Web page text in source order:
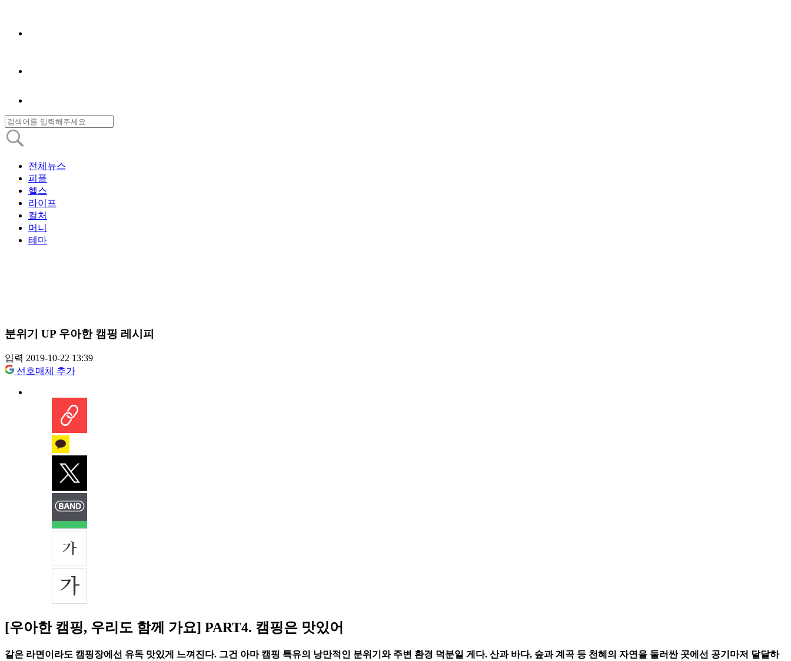
전체뉴스
피플
헬스
라이프
컬처
머니
테마
분위기 UP 우아한 캠핑 레시피
입력 2019-10-22 13:39
선호매체 추가
[우아한 캠핑, 우리도 함께 가요] PART4. 캠핑은 맛있어
같은 라면이라도 캠핑장에선 유독 맛있게 느껴진다. 그건 아마 캠핑 특유의 낭만적인 분위기와 주변 환경 덕분일 게다. 산과 바다, 숲과 계곡 등 천혜의 자연을 둘러싼 곳에선 공기마저 달달하